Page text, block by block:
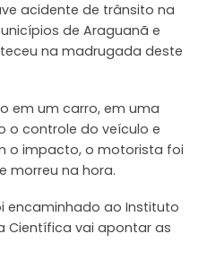
acidente de trânsito na
de Araguanã e
na madrugada deste
em um carro, em uma
o controle do veículo e
o impacto, o motorista foi
morreu na hora.
encaminhado ao Instituto
Científica vai apontar as